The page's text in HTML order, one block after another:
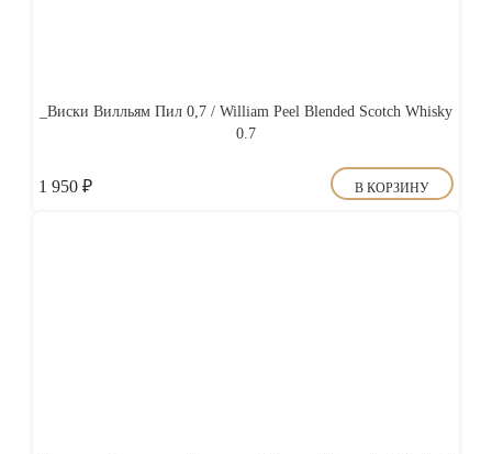
_Виски Вилльям Пил 0,7 / William Peel Blended Scotch Whisky
0.7
1 950 ₽ В КОРЗИНУ